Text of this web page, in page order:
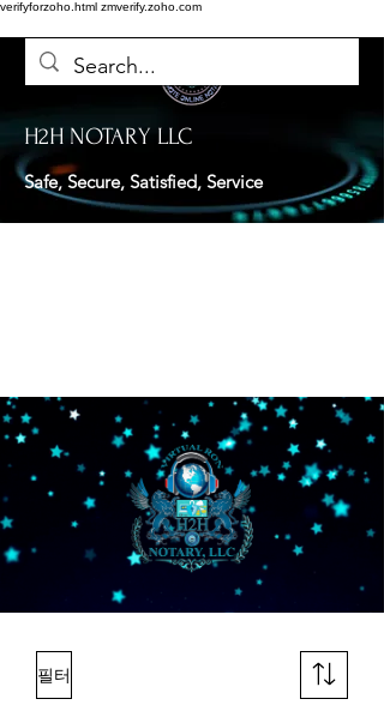
verifyforzoho.html zmverify.zoho.com
H2H NOTARY LLC
Safe, Secure, Satisfied, Service
필터